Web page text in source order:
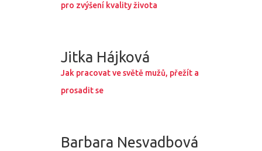
pro zvýšení kvality života
Jitka Hájková
Jak pracovat ve světě mužů, přežít a
prosadit se
Barbara Nesvadbová